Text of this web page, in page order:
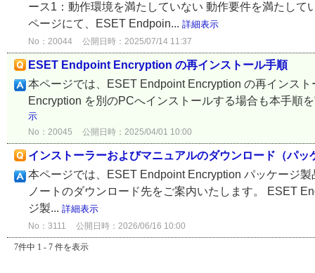
ース1：動作環境を満たしていない 動作要件を満たし
ページにて、ESET Endpoin... 詳細表示
No：20044 公開日時：2025/07/14 11:37
ESET Endpoint Encryption の再インストール手順
本ページでは、ESET Endpoint Encryption の再インス
Encryption を別のPCへインストールする場合も本手順
示
No：20045 公開日時：2025/04/01 10:00
インストーラーおよびマニュアルのダウンロード（パ
本ページでは、ESET Endpoint Encryption パッケージ
ノートのダウンロード先をご案内いたします。 ESET
ジ製... 詳細表示
No：3111 公開日時：2026/06/16 10:00
7件中 1 - 7 件を表示